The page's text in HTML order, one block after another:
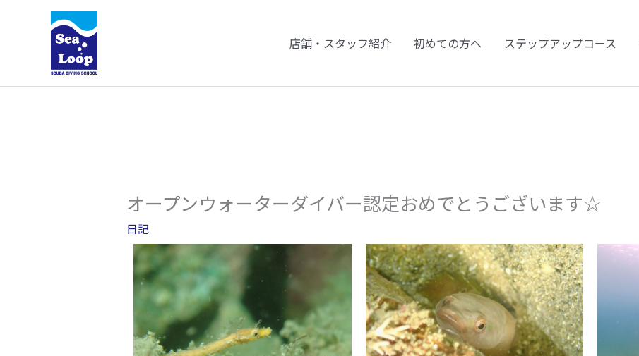
キ
店舗・スタッフ紹介 初めての方へ ステップアップコース
オープンウォーターダイバー認定おめでとうございます☆
日記